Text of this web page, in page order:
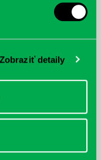
Zobraziť detaily